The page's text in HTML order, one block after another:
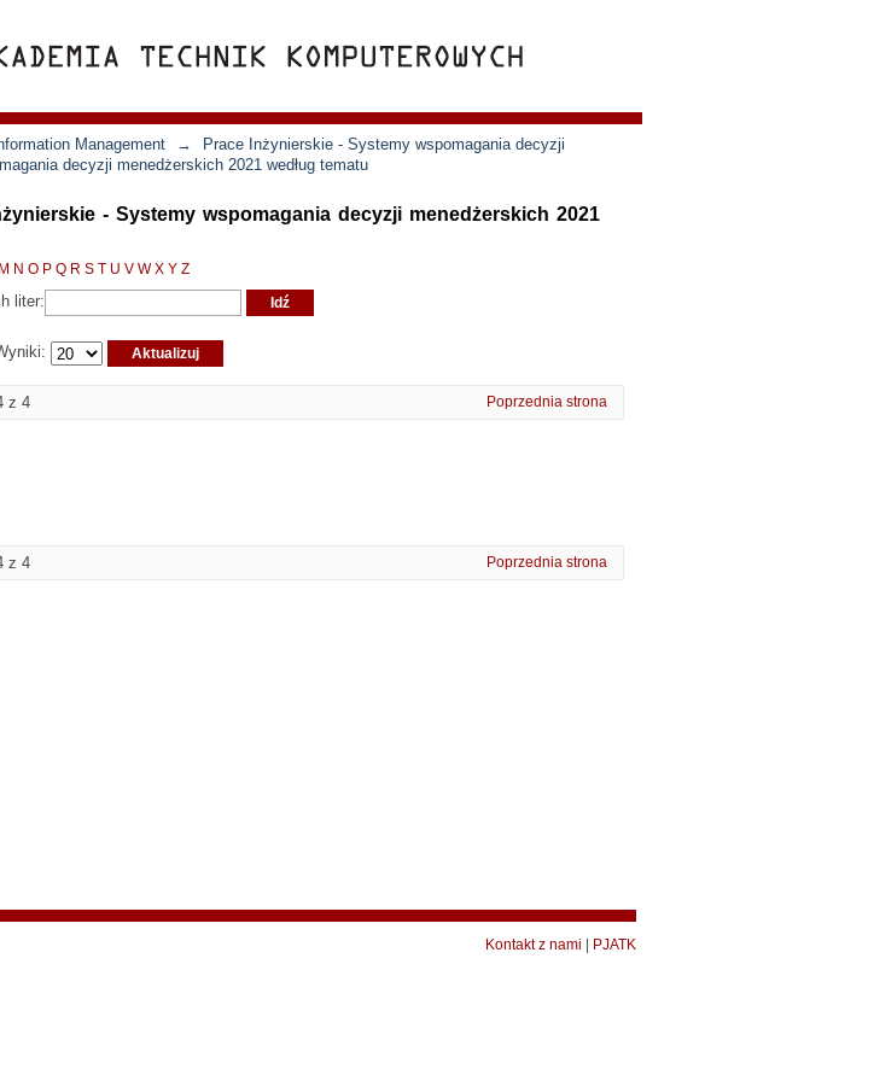
Management →
Prace Inżynierskie - Systemy wspomagania decyzji
decyzji menedżerskich 2021 według tematu
- Systemy wspomagania decyzji menedżerskich 2021
M N O P Q R S T U V W X Y Z
liter:
z 4 Poprzednia strona
z 4 Poprzednia strona
Kontakt z nami PJATK